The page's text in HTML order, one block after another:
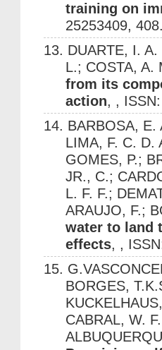
training on
25253409,
13. DUARTE, I.
L.; COSTA, A.
from its
action, ,
14. BARBOSA,
LIMA, F. C. D.
GOMES, P.;
JR., C.;
L. F. F.;
ARAUJO, F.;
water to land
effects, ,
15.
BORGES,
CABRAL, W.